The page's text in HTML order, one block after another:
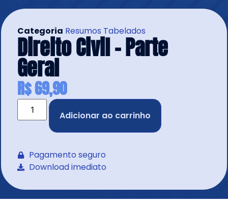
Categoria Resumos Tabelados
Direito Civil – Parte
Geral
R$69,90
Adicionar ao carrinho
Pagamento seguro
Download imediato